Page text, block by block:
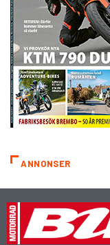
ANNONSER